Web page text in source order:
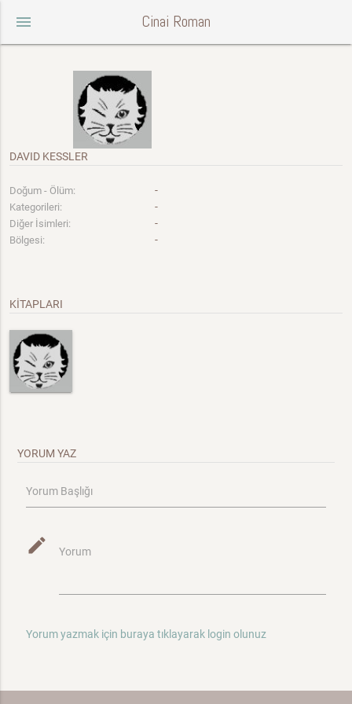
menu Cinai Roman
DAVID KESSLER
Doğum - Ölüm: -
Kategorileri: -
Diğer İsimleri: -
Bölgesi: -
KİTAPLARI
YORUM YAZ
Yorum Başlığı
mode_edit Yorum
Yorum yazmak için buraya tıklayarak login olunuz